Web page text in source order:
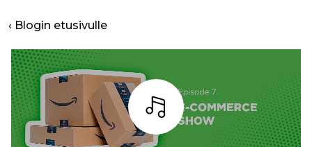
‹ Blogin etusivulle